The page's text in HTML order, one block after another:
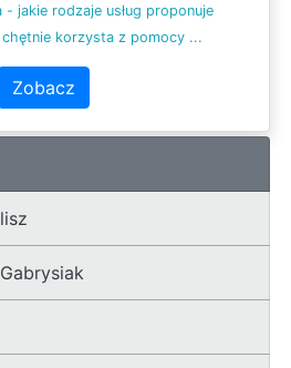
- jakie rodzaje usług proponuje
korzysta z pomocy ...
Zobacz